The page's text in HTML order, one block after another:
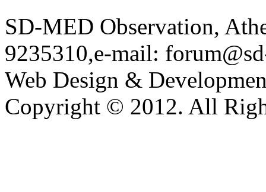
SD-MED Observation,
9235310,e-mail:
Web Design &
Copyright © 2012. All